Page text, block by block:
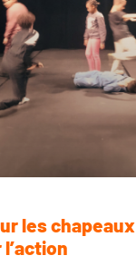
les chapeaux